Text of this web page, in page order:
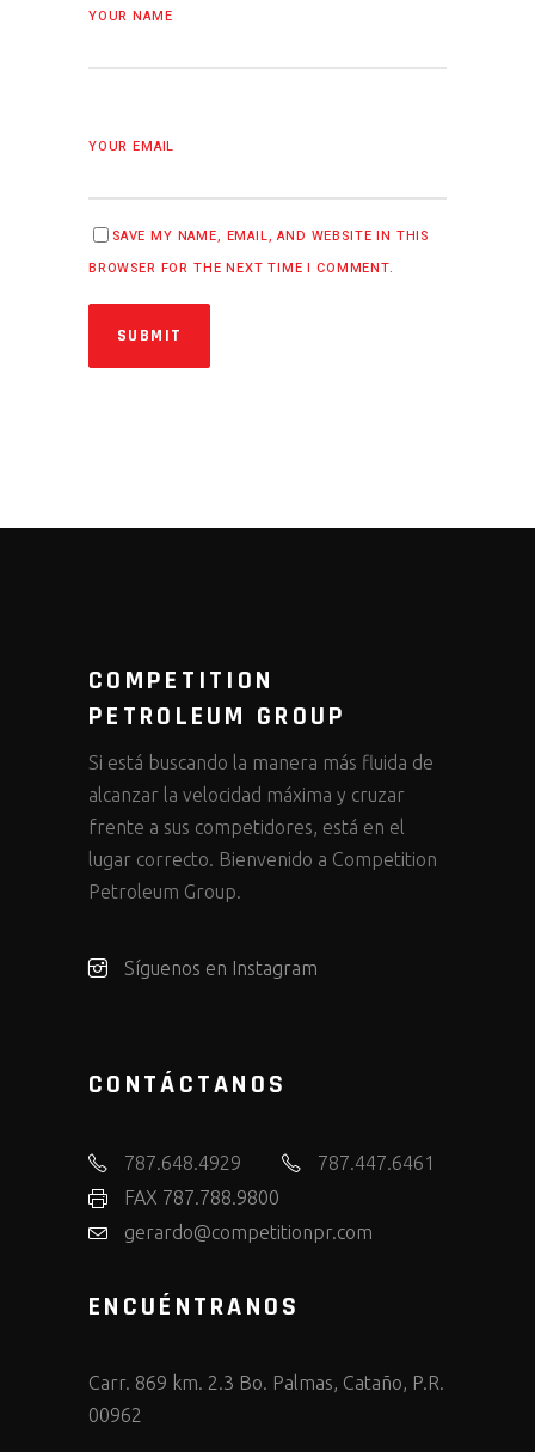
YOUR NAME
YOUR EMAIL
SAVE MY NAME, EMAIL, AND WEBSITE IN THIS
BROWSER FOR THE NEXT TIME I COMMENT.
SUBMIT
COMPETITION
PETROLEUM GROUP
Si está buscando la manera más fluida de
alcanzar la velocidad máxima y cruzar
frente a sus competidores, está en el
lugar correcto. Bienvenido a Competition
Petroleum Group.
Síguenos en Instagram
CONTÁCTANOS
787.648.4929
787.447.6461
FAX 787.788.9800
gerardo@competitionpr.com
ENCUÉNTRANOS
Carr. 869 km. 2.3 Bo. Palmas, Cataño, P.R.
00962